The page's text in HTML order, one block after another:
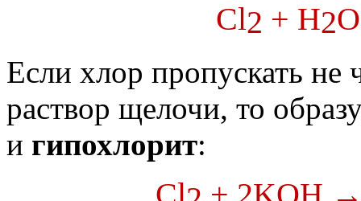
Cl2 + H2O
Если хлор пропускать не
раствор щелочи, то
и гипохлорит: